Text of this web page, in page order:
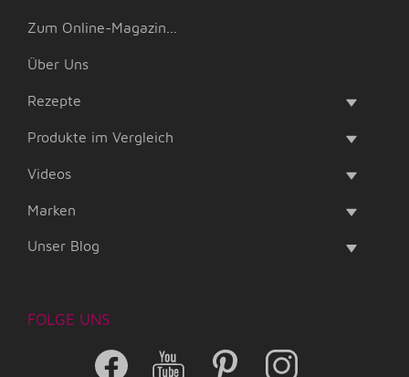
Zum Online-Magazin...
Über Uns
Rezepte
Produkte im Vergleich
Videos
Marken
Unser Blog
FOLGE UNS